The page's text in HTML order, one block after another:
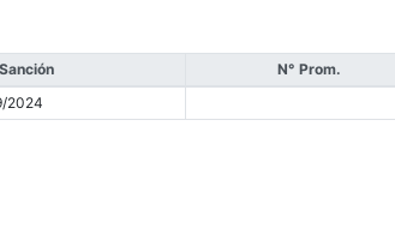
N° Prom.
2024